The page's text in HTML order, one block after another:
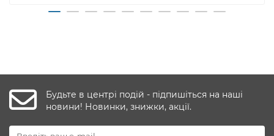
Будьте в центрі подій - підпишіться на наші
новини! Новинки, знижки, акції.